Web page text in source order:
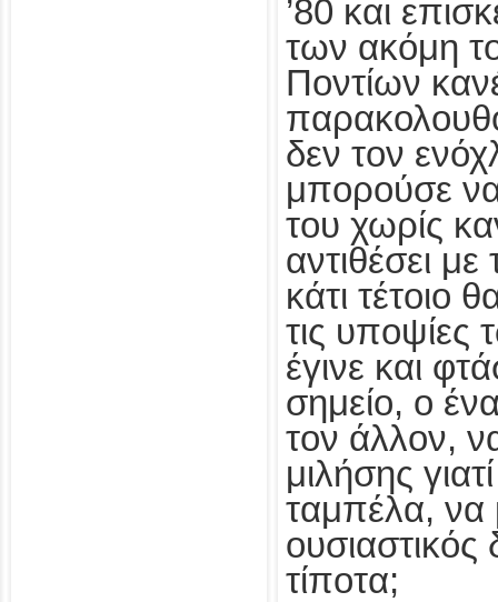
’80 και
των ακόμη
Ποντίων
δεν τον
μπορούσε
του χωρίς
αντιθέσει
κάτι τέτοιο
τις
έγινε και
σημείο, ο
τον άλλον,
μιλήσης
ταμπέλα, να
ουσιαστικός
τίποτα;